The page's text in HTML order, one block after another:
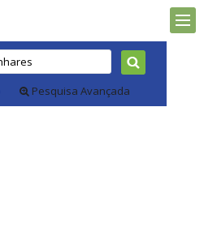
Pesquisa Avançada